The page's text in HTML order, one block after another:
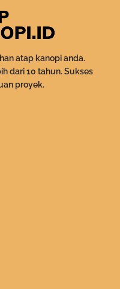
atap kanopi anda.
dari 10 tahun. Sukses
proyek.